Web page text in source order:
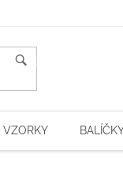
HLEDAT
VZORKY